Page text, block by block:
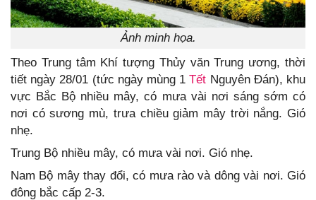
Ảnh minh họa.
Theo Trung tâm Khí tượng Thủy văn Trung ương, thời
tiết ngày 28/01 (tức ngày mùng 1Tết Nguyên Đán), khu
vực Bắc Bộ nhiều mây, có mưa vài nơi sáng sớm có
nơi có sương mù, trưa chiều giảm mây trời nắng. Gió
nhẹ.
Trung Bộ nhiều mây, có mưa vài nơi. Gió nhẹ.
Nam Bộ mây thay đổi, có mưa rào và dông vài nơi. Gió
đông bắc cấp 2-3.